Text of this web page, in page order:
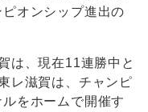
オンシップ進出の
は、現在11連勝中と
レ滋賀は、チャンピ
をホームで開催す